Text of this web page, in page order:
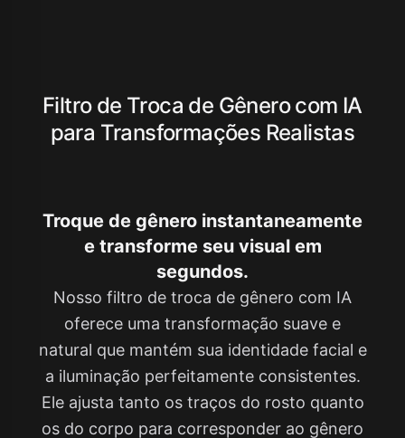
Filtro de Troca de Gênero com IA
para Transformações Realistas
Troque de gênero instantaneamente
e transforme seu visual em
segundos.
Nosso filtro de troca de gênero com IA
oferece uma transformação suave e
natural que mantém sua identidade facial e
a iluminação perfeitamente consistentes.
Ele ajusta tanto os traços do rosto quanto
os do corpo para corresponder ao gênero